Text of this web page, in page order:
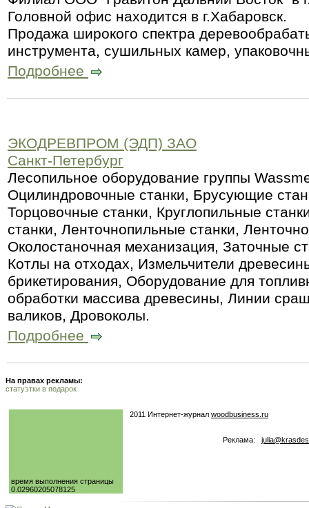
Головной офис находится в г.Хабаровск.
Продажа широкого спектра
инструмента, сушильных камер,
Подробнее
ЭКОДРЕВПРОМ (ЭДП) ЗАО
Санкт-Петербург
Лесопильное оборудование группы
Оцилиндровочные станки, Брусующие
Торцовочные станки, Круглопильные
станки, Ленточнопильные станки,
Околостаночная механизация, Заточные
Котлы на отходах, Измельчители
брикетирования, Оборудование для
обработки массива древесины, Линии
валиков, Дровоколы.
Подробнее
На правах рекламы:
статуэтки в подарок
время выполнения страницы
0.02960205078125
2011 Интернет-журнал woodbusiness.ru
Реклама: